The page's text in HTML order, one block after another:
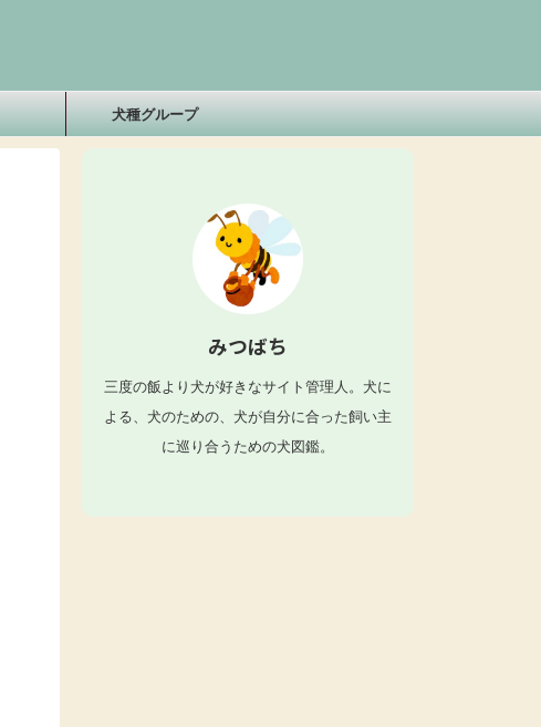
犬種グループ
みつばち
三度の飯より犬が好きなサイト管理人。犬に
よる、犬のための、犬が自分に合った飼い主
に巡り合うための犬図鑑。